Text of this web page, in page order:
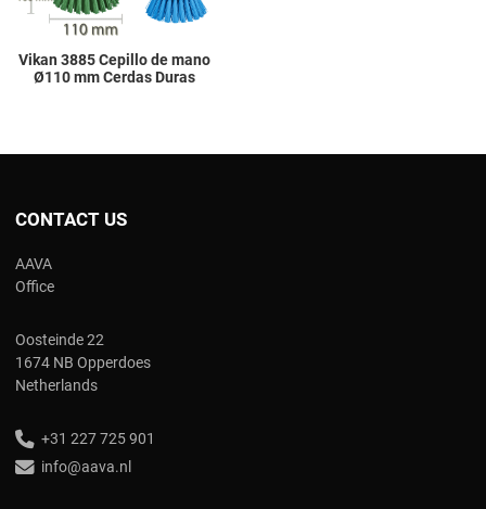
Vikan 3885 Cepillo de mano
Ø110 mm Cerdas Duras
CONTACT US
AAVA
Office
Oosteinde 22
1674 NB Opperdoes
Netherlands
+31 227 725 901
info@aava.nl